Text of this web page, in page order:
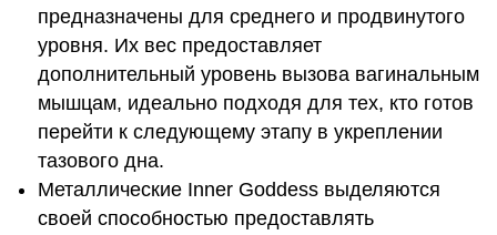
предназначены для среднего и продвинутого
уровня. Их вес предоставляет
дополнительный уровень вызова вагинальным
мышцам, идеально подходя для тех, кто готов
перейти к следующему этапу в укреплении
тазового дна.
Металлические Inner Goddess выделяются
своей способностью предоставлять